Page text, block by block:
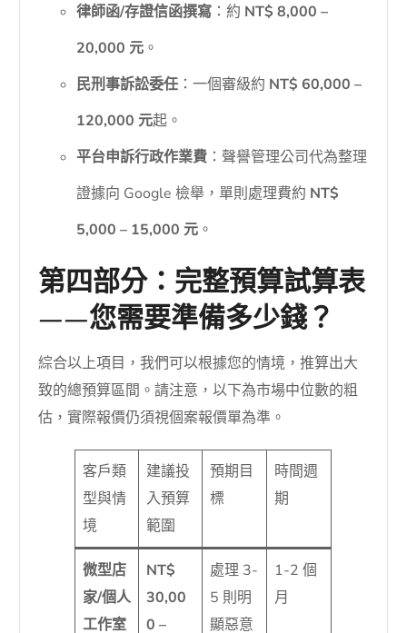
律師函/存證信函撰寫：約 NT$ 8,000 –
20,000 元。
民刑事訴訟委任：一個審級約 NT$ 60,000 –
120,000 元起。
平台申訴行政作業費：聲譽管理公司代為整理
證據向 Google 檢舉，單則處理費約 NT$
5,000 – 15,000 元。
第四部分：完整預算試算表
——您需要準備多少錢？
綜合以上項目，我們可以根據您的情境，推算出大
致的總預算區間。請注意，以下為市場中位數的粗
估，實際報價仍須視個案報價單為準。
客戶類
型與情
境
建議投
入預算
範圍
預期目
標
時間週
期
微型店
家/個人
工作室
NT$
30,00
0 –
處理 3-
5 則明
顯惡意
1-2 個
月